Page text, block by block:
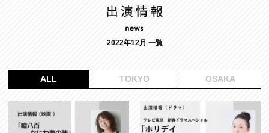
2022年12月 一覧
ALL TOKYO OSAKA